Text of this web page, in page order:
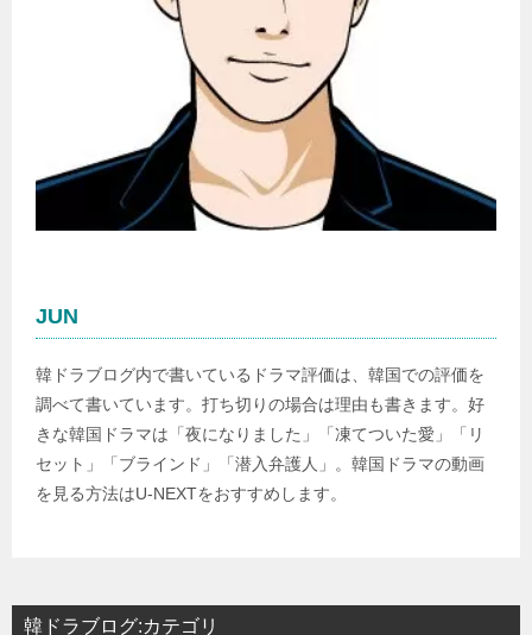
JUN
韓ドラブログ内で書いているドラマ評価は、韓国での評価を
調べて書いています。打ち切りの場合は理由も書きます。好
きな韓国ドラマは「夜になりました」「凍てついた愛」「リ
セット」「ブラインド」「潜入弁護人」。韓国ドラマの動画
を見る方法はU-NEXTをおすすめします。
韓ドラブログ:カテゴリ